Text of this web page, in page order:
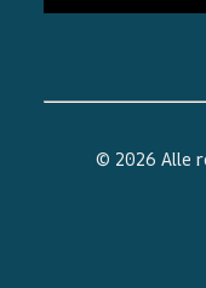
© 2026 Alle